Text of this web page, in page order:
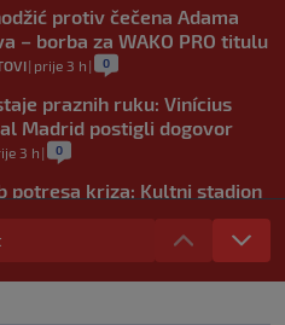
protiv čečena Adama
– borba za WAKO PRO titulu
| prije 3 h | 0
praznih ruku: Vinícius
Madrid postigli dogovor
3 h | 0
potresa kriza: Kultni stadion
će prazan na početku sezone,
rat upravi